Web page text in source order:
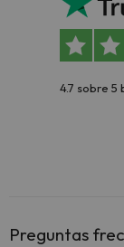
4.7 sobre 5
Preguntas